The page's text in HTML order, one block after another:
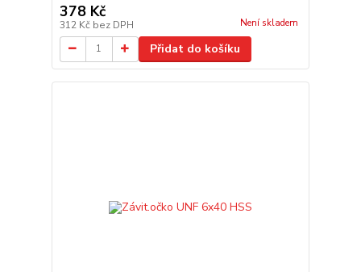
378 Kč
312 Kč bez DPH Není skladem
Přidat do košíku